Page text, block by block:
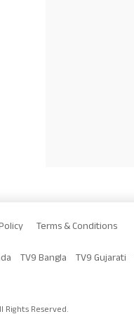
Terms & Conditions
TV9 Bangla TV9 Gujarati
Rights Reserved.